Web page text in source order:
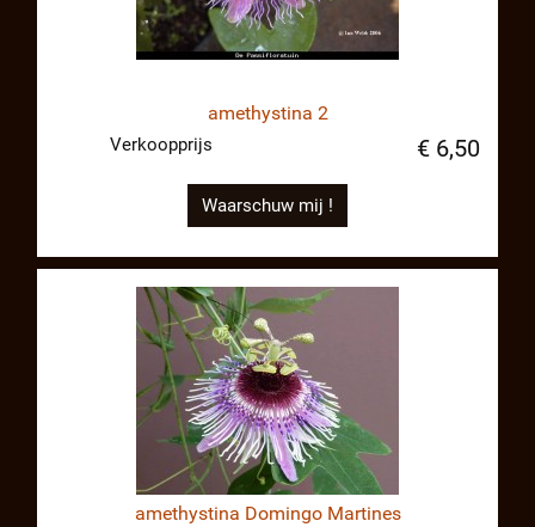
amethystina 2
Verkoopprijs € 6,50
Waarschuw mij !
amethystina Domingo Martines